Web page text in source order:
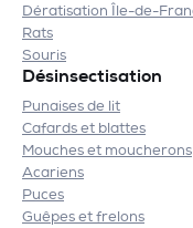
Dératisation Île-de-
Rats
Souris
Désinsectisation
Punaises de lit
Cafards et blattes
Mouches et moucherons
Acariens
Puces
Guêpes et frelons